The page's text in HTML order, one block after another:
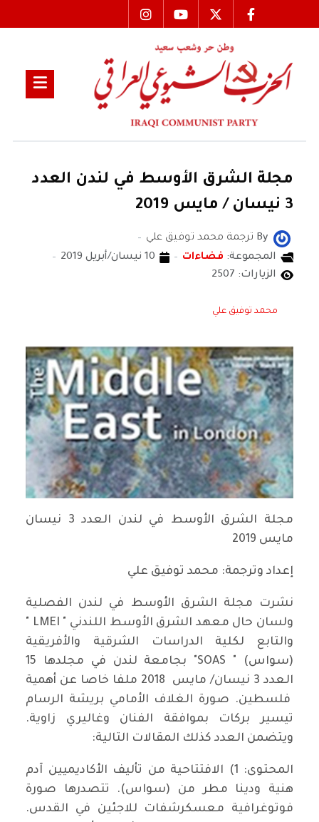
مجلة الشرق الأوسط في لندن العدد
3 نيسان / مايس 2019
By ترجمة محمد توفيق علي
المجموعة: فضاءات
10 نيسان/أبريل 2019
الزيارات: 2507
محمد توفيق علي
مجلة الشرق الأوسط في لندن العدد 3 نيسان
مايس 2019
إعداد وترجمة: محمد توفيق علي
نشرت مجلة الشرق الأوسط في لندن الفصلية
ولسان حال معهد الشرق الأوسط اللندني " LMEI "
والتابع لكلية الدراسات الشرقية والأفريقية
(سواس) " SOAS" بجامعة لندن في مجلدها 15
العدد 3 نيسان/ مايس 2018 ملفا خاصا عن أهمية
فلسطين. صورة الغلاف الأمامي بريشة الرسام
تيسير بركات بموافقة الفنان وغاليري زاوية.
ويتضمن العدد كذلك المقالات التالية:
المحتوى: 1) الافتتاحية من تأليف الأكاديميين آدم
هنية ودينا مطر من (سواس). تتصدرها صورة
فوتوغرافية معسكرشفات للاجئين في القدس.